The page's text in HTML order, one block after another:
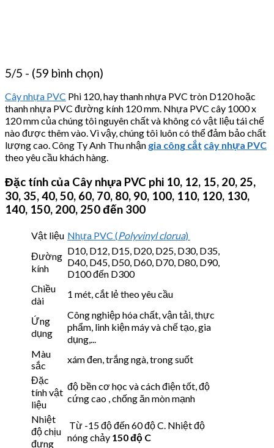
5/5 - (59 bình chọn)
Cây nhựa PVC Phi 120, hay thanh nhựa PVC tròn D120 hoặc
thanh nhựa PVC đường kính 120 mm. Nhựa PVC cây 1000 x
120 mm của chúng tôi nguyên chất và không có vật liệu tái chế
nào được thêm vào. Vì vậy, chúng tôi luôn có thể đảm bảo chất
lượng cao. Công Ty Anh Thu nhận gia công cắt cây nhựa PVC
theo yêu cầu khách hàng.
Đặc tính của Cây nhựa PVC phi 10, 12, 15, 20, 25,
30, 35, 40, 50, 60, 70, 80, 90, 100, 110, 120, 130,
140, 150, 200, 250 đến 300
Vật liệu Nhựa PVC (Polyvinyl clorua)
Đường
kính
D10, D12, D15, D20, D25, D30, D35,
D40, D45, D50, D60, D70, D80, D90,
D100 đến D300
Chiều
dài
1 mét, cắt lẻ theo yêu cầu
Ứng
dụng
Công nghiệp hóa chất, vận tải, thực
phẩm, linh kiện máy và chế tạo, gia
dụng,...
Màu
sắc
xám đen, trắng ngà, trong suốt
Đặc
tính vật
liệu
độ bền cơ học và cách điện tốt, độ
cứng cao , chống ăn mòn mạnh
Nhiệt
độ chịu
đựng
Từ -15 độ đến 60 độ C. Nhiệt độ
nóng chảy 150 độ C